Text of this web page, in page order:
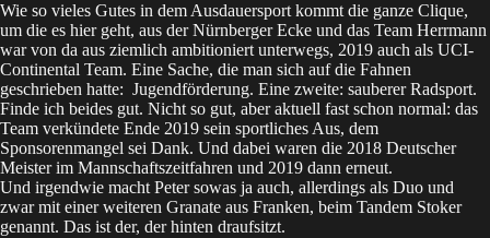
Wie so vieles Gutes in dem Ausdauersport kommt die ganze Clique,
um die es hier geht, aus der Nürnberger Ecke und das Team Herrmann
war von da aus ziemlich ambitioniert unterwegs, 2019 auch als UCI-
Continental Team. Eine Sache, die man sich auf die Fahnen
geschrieben hatte: Jugendförderung. Eine zweite: sauberer Radsport.
Finde ich beides gut. Nicht so gut, aber aktuell fast schon normal: das
Team verkündete Ende 2019 sein sportliches Aus, dem
Sponsorenmangel sei Dank. Und dabei waren die 2018 Deutscher
Meister im Mannschaftszeitfahren und 2019 dann erneut.
Und irgendwie macht Peter sowas ja auch, allerdings als Duo und
zwar mit einer weiteren Granate aus Franken, beim Tandem Stoker
genannt. Das ist der, der hinten draufsitzt.